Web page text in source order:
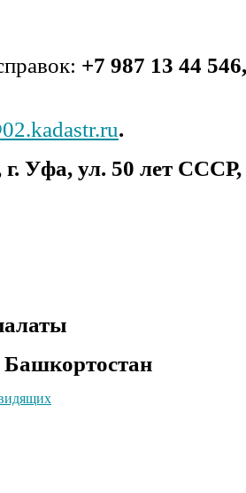
+7 987 13 44
.
г. Уфа, ул. 50 лет СССР,
Башкортостан